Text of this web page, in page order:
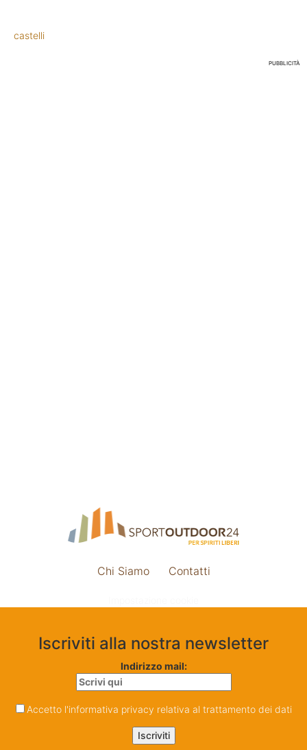
castelli
PUBBLICITÀ
Chi Siamo Contatti
Iscriviti alla nostra newsletter
Indirizzo mail:
Accetto l'informativa privacy relativa al trattamento dei dati